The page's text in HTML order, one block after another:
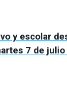
y escolar
7 de